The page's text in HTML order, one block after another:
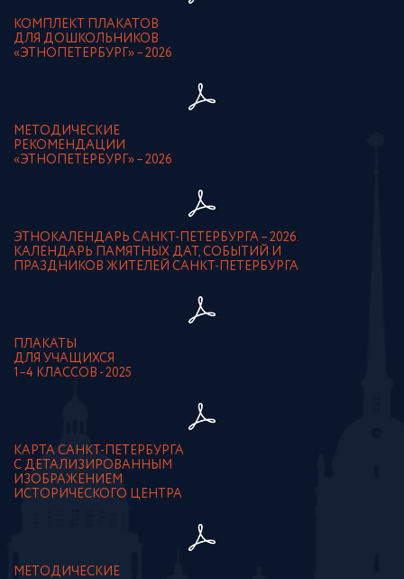
КОМПЛЕКТ ПЛАКАТОВ
ДЛЯ ДОШКОЛЬНИКОВ
«ЭТНОПЕТЕРБУРГ» – 2026
МЕТОДИЧЕСКИЕ
РЕКОМЕНДАЦИИ
«ЭТНОПЕТЕРБУРГ» – 2026
ЭТНОКАЛЕНДАРЬ САНКТ-ПЕТЕРБУРГА – 2026.
КАЛЕНДАРЬ ПАМЯТНЫХ ДАТ, СОБЫТИЙ И
ПРАЗДНИКОВ ЖИТЕЛЕЙ САНКТ-ПЕТЕРБУРГА
ПЛАКАТЫ
ДЛЯ УЧАЩИХСЯ
1–4 КЛАССОВ - 2025
КАРТА САНКТ-ПЕТЕРБУРГА
С ДЕТАЛИЗИРОВАННЫМ
ИЗОБРАЖЕНИЕМ
ИСТОРИЧЕСКОГО ЦЕНТРА
МЕТОДИЧЕСКИЕ